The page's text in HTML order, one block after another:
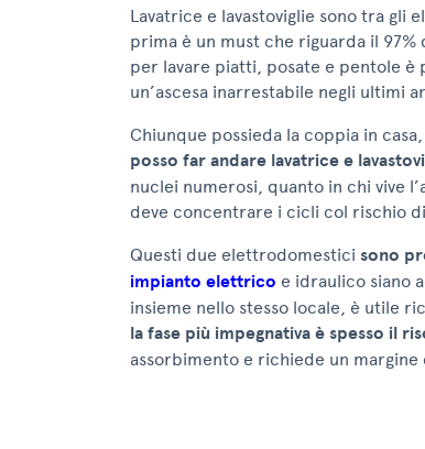
Lavatrice e lavastoviglie sono tra gli
prima è un must che riguarda il
per lavare piatti, posate e pentole è
un’ascesa inarrestabile negli ultimi
Chiunque possieda la coppia in
posso far andare lavatrice e
nuclei numerosi, quanto in chi vive
deve concentrare i cicli col rischio
Questi due elettrodomestici sono
impianto elettrico e idraulico siano
insieme nello stesso locale, è utile
la fase più impegnativa è spesso il
assorbimento e richiede un margine